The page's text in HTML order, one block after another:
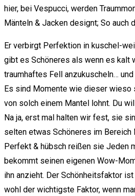
hier, bei Vespucci, werden
Mänteln & Jacken designt; So auch
Er verbirgt Perfektion in kuschel-
gibt es Schöneres als wenn es kalt
traumhaftes Fell anzukuscheln…
Es sind Momente wie dieser wieso
von solch einem Mantel lohnt. Du
Na ja, erst mal halten wir fest, sie
selten etwas Schöneres im Bereich
Perfekt & hübsch reißen sie Jeden
bekommt seinen eigenen Wow-
ihn anzieht. Der Schönheitsfaktor
wohl der wichtigste Faktor, wenn